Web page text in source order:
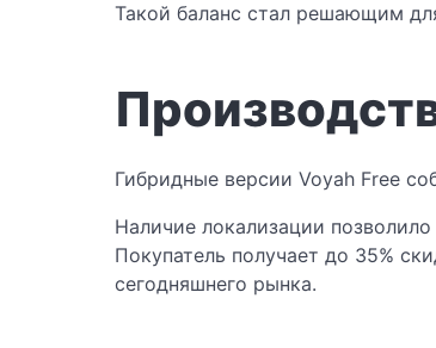
Такой баланс стал решающим
Гибридные версии Voyah Free
Наличие локализации
Покупатель получает до 35%
сегодняшнего рынка.